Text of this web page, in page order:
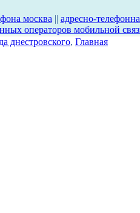
москва || адресно-
операторов мобильной
днестровского, Главная